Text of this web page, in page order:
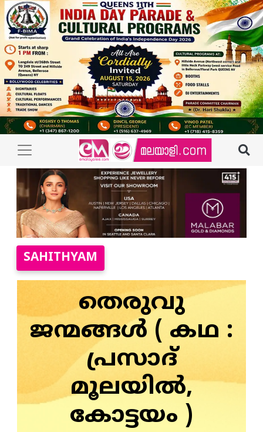
SAHITHYAM
തെരുവു
ജന്മങ്ങൾ ( കഥ :
പ്രസാദ്
മൂലയിൽ,
കോട്ടയം )